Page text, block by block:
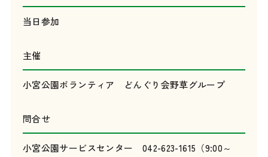
当日参加
主催
小宮公園ボランティア どんぐり会野草グループ
問合せ
小宮公園サービスセンター 042-623-1615（9:00～